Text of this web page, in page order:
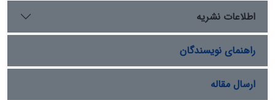
اطلاعات نشریه
راهنمای نویسندگان
ارسال مقاله